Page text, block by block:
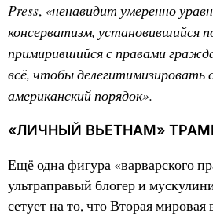
Press, «ненавидит умеренно
консерватизм, установившийся
примирившийся с правами
всё, чтобы
американский порядок».
«ЛИЧНЫЙ ВЬЕТНАМ»
Ещё одна фигура «варварского
ультраправый блогер и
сетует на то, что Вторая